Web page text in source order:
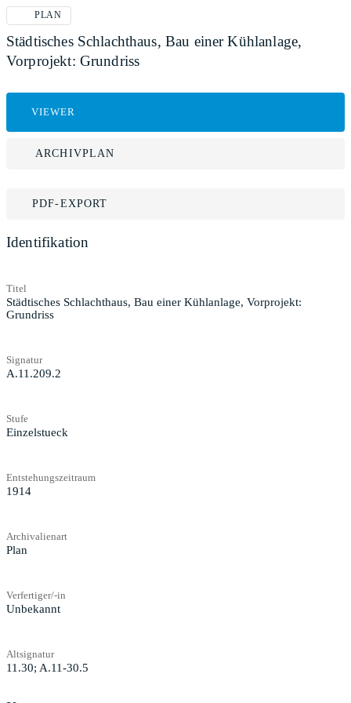
PLAN
Städtisches Schlachthaus, Bau einer Kühlanlage,
Vorprojekt: Grundriss
VIEWER
ARCHIVPLAN
PDF-EXPORT
Identifikation
Titel
Städtisches Schlachthaus, Bau einer Kühlanlage, Vorprojekt:
Grundriss
Signatur
A.11.209.2
Stufe
Einzelstueck
Entstehungszeitraum
1914
Archivalienart
Plan
Verfertiger/-in
Unbekannt
Altsignatur
11.30; A.11-30.5